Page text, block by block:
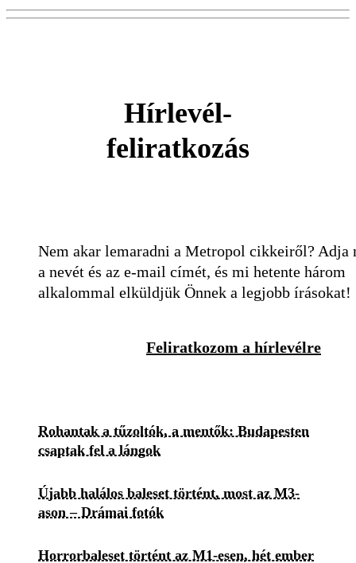
Hírlevél-
feliratkozás
Nem akar lemaradni a Metropol cikkeiről? Adja
a nevét és az e-mail címét, és mi hetente három
alkalommal elküldjük Önnek a legjobb írásokat!
Feliratkozom a hírlevélre
Rohantak a tűzoltók, a mentők: Budapesten
csaptak fel a lángok
Újabb halálos baleset történt, most az M3-
ason – Drámai fotók
Horrorbaleset történt az M1-esen, hét ember